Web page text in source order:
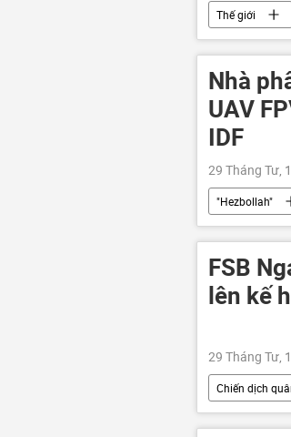
Thế giới
ngày kỷ niệm
Nhà
UAV
IDF
29 Tháng Tư,
"Hezbollah"
Thế giới
FSB
lên kế
29 Tháng Tư,
Chiến dịch
Cuộc khủng